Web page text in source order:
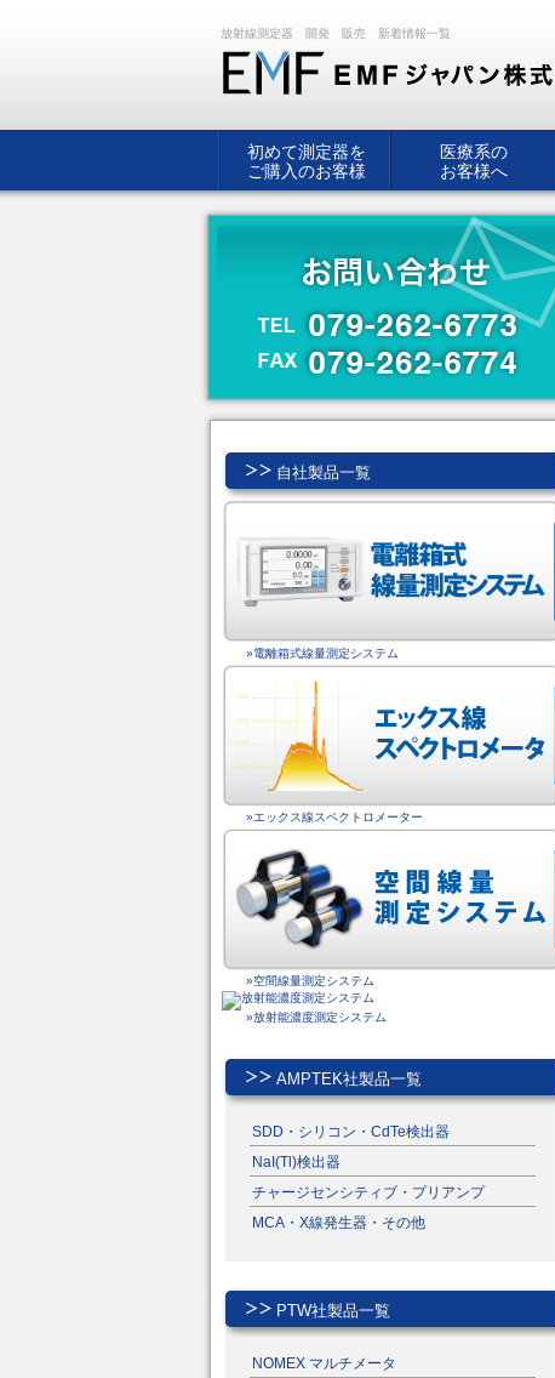
放射線測定器 開発 販売 新着情報一覧
初めて測定器を
ご購入のお客様
医療系の
お客様へ
自社製品一覧
»電離箱式線量測定システム
»エックス線スペクトロメーター
»空間線量測定システム
»放射能濃度測定システム
AMPTEK社製品一覧
SDD・シリコン・CdTe検出器
NaI(Tl)検出器
チャージセンシティブ・プリアンプ
MCA・X線発生器・その他
PTW社製品一覧
NOMEX マルチメータ